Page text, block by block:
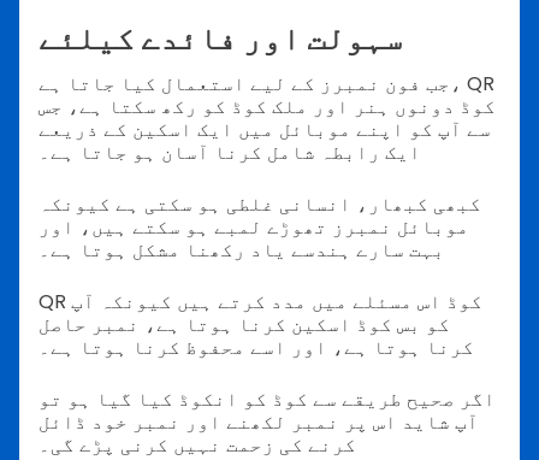
سہولت اور فائدے کیلئے
جب فون نمبرز کے لیے استعمال کیا جاتا ہے، QR
کوڈ دونوں ہنر اور ملک کوڈ کو رکھ سکتا ہے، جس
سے آپ کو اپنے موبائل میں ایک اسکین کے ذریعے
ایک رابطہ شامل کرنا آسان ہو جاتا ہے۔
کبھی کبھار، انسانی غلطی ہو سکتی ہے کیونکہ
موبائل نمبرز تھوڑے لمبے ہو سکتے ہیں، اور
بہت سارے ہندسے یاد رکھنا مشکل ہوتا ہے۔
QR کوڈ اس مسئلے میں مدد کرتے ہیں کیونکہ آپ
کو بس کوڈ اسکین کرنا ہوتا ہے، نمبر حاصل
کرنا ہوتا ہے، اور اسے محفوظ کرنا ہوتا ہے۔
اگر صحیح طریقے سے کوڈ کو انکوڈ کیا گیا ہو تو
آپ شاید اس پر نمبر لکھنے اور نمبر خود ڈائل
کرنے کی زحمت نہیں کرنی پڑے گی۔